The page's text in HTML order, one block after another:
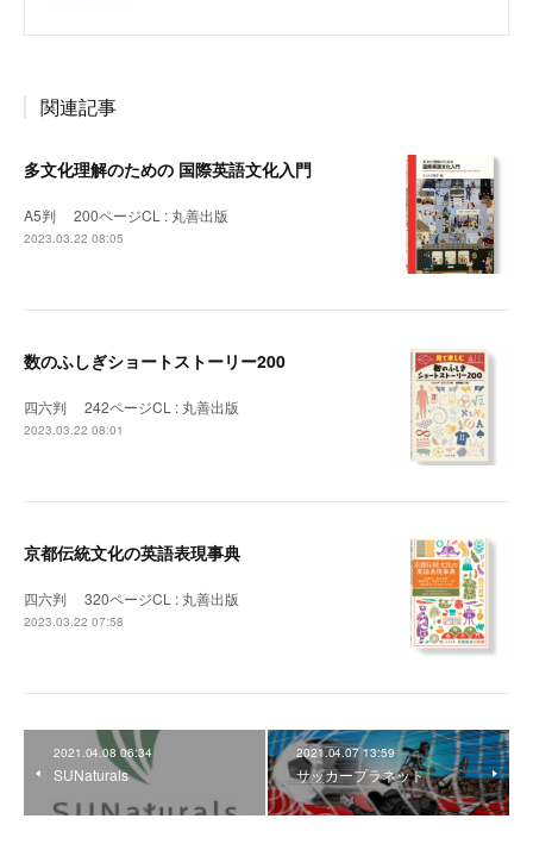
関連記事
多文化理解のための 国際英語文化入門
A5判 200ページCL : 丸善出版
2023.03.22 08:05
数のふしぎショートストーリー200
四六判 242ページCL : 丸善出版
2023.03.22 08:01
京都伝統文化の英語表現事典
四六判 320ページCL : 丸善出版
2023.03.22 07:58
2021.04.08 06:34
SUNaturals
2021.04.07 13:59
サッカープラネット